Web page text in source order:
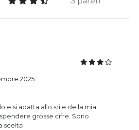
e si adatta allo stile della mia
grosse cifre. Sono
scelta
2025